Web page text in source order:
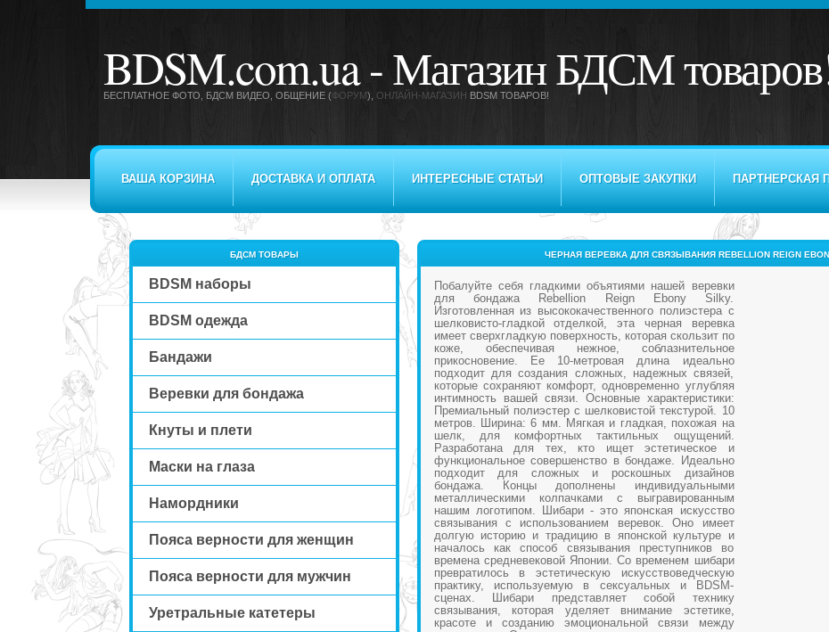
BDSM.com.ua -Магазин БДСМ товаров
БЕСПЛАТНОЕ ФОТО, БДСМ ВИДЕО , ОБЩЕНИЕ (ФОРУМ), ОНЛАЙН-МАГАЗИН BDSM ТОВАРОВ!
ВАША КОРЗИНА ДОСТАВКА И ОПЛАТА ИНТЕРЕСНЫЕ СТАТЬИ ОПТОВЫЕ ЗАКУПКИ ПАРТНЕРСКАЯ
БДСМ ТОВАРЫ
BDSM наборы
BDSM одежда
Бандажи
Веревки для бондажа
Кнуты и плети
Маски на глаза
Намордники
Пояса верности для женщин
Пояса верности для мужчин
Уретральные катетеры
ЧЕРНАЯ ВЕРЕВКА ДЛЯ СВЯЗЫВАНИЯ REBELLION REIGN
Побалуйте себя гладкими объятиями нашей веревки
для бондажа Rebellion Reign Ebony Silky.
Изготовленная из высококачественного полиэстера с
шелковисто-гладкой отделкой, эта черная веревка
имеет сверхгладкую поверхность, которая скользит по
коже, обеспечивая нежное, соблазнительное
прикосновение. Ее 10-метровая длина идеально
подходит для создания сложных, надежных связей,
которые сохраняют комфорт, одновременно углубляя
интимность вашей связи. Основные характеристики:
Премиальный полиэстер с шелковистой текстурой. 10
метров. Ширина: 6 мм. Мягкая и гладкая, похожая на
шелк, для комфортных тактильных ощущений.
Разработана для тех, кто ищет эстетическое и
функциональное совершенство в бондаже. Идеально
подходит для сложных и роскошных дизайнов
бондажа. Концы дополнены индивидуальными
металлическими колпачками с выгравированным
нашим логотипом. Шибари - это японская искусство
связывания с использованием веревок. Оно имеет
долгую историю и традицию в японской культуре и
началось как способ связывания преступников во
времена средневековой Японии. Со временем шибари
превратилось в эстетическую искусствоведческую
практику, используемую в сексуальных и BDSM-
сценах. Шибари представляет собой технику
связывания, которая уделяет внимание эстетике,
красоте и созданию эмоциональной связи между